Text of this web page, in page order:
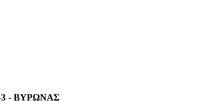
- ΒΥΡΩΝΑΣ